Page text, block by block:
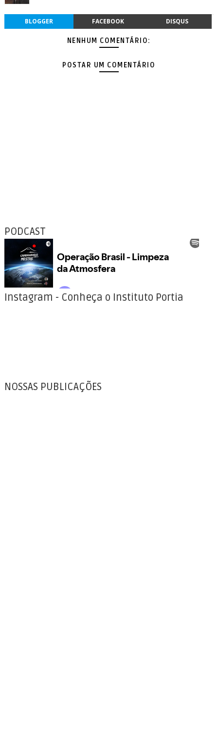
BLOGGER FACEBOOK DISQUS
NENHUM COMENTÁRIO:
POSTAR UM COMENTÁRIO
PODCAST
Instagram - Conheça o Instituto Portia
NOSSAS PUBLICAÇÕES